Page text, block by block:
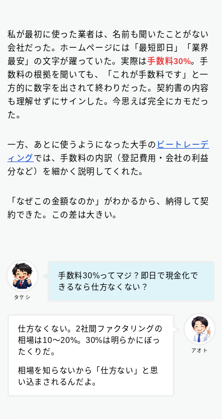
私が最初に使った業者は、名前も聞いたことがない
会社だった。ホームページには「最短即日」「業界
最安」の文字が躍っていた。実際は手数料30%。手
数料の根拠を聞いても、「これが手数料です」と一
方的に数字を出されて終わりだった。契約書の内容
も理解せずにサインした。今思えば完全にカモだっ
た。
一方、あとに使うようになった大手の ビートレーデ
ィングでは、手数料の内訳（登記費用・会社の利益
分など）を細かく説明してくれた。
「なぜこの金額なのか」がわかるから、納得して契
約できた。この差は大きい。
タケシ
手数料30%ってマジ？即日で現金化で
きるなら仕方なくない？
アオト
仕方なくない。2社間ファクタリングの
相場は10〜20%。30%は明らかにぼっ
たくりだ。
相場を知らないから「仕方ない」と思
い込まされるんだよ。